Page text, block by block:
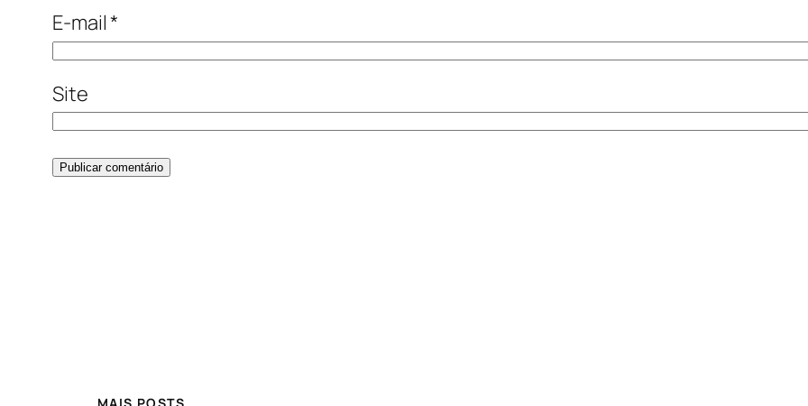
E-mail*
Site